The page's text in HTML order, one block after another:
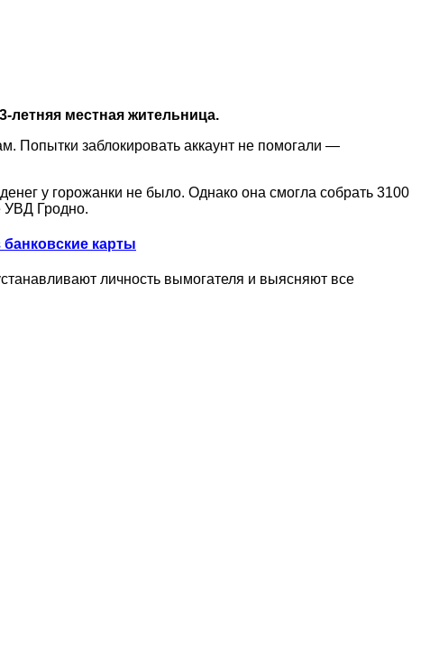
летняя местная жительница.
Попытки заблокировать аккаунт не помогали —
у горожанки не было. Однако она смогла собрать 3100
УВД Гродно.
карты
личность вымогателя и выясняют все